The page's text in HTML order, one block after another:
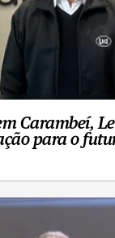
Carambeí,
para o